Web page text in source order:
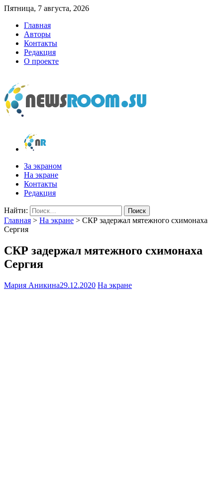
Пятница, 7 августа, 2026
Главная
Авторы
Контакты
Редакция
О проекте
newsroom.su
Новости о новостях
За экраном
На экране
Контакты
Редакция
Найти:
Главная > На экране > СКР задержал мятежного схимонаха
Сергия
СКР задержал мятежного схимонаха
Сергия
Мария Аникина29.12.2020 На экране